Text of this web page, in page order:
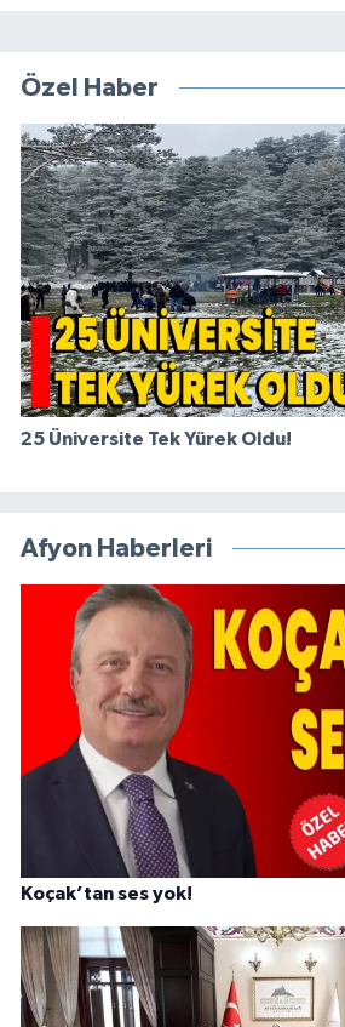
Özel Haber
25 Üniversite Tek Yürek Oldu!
Afyon Haberleri
Koçak’tan ses yok!